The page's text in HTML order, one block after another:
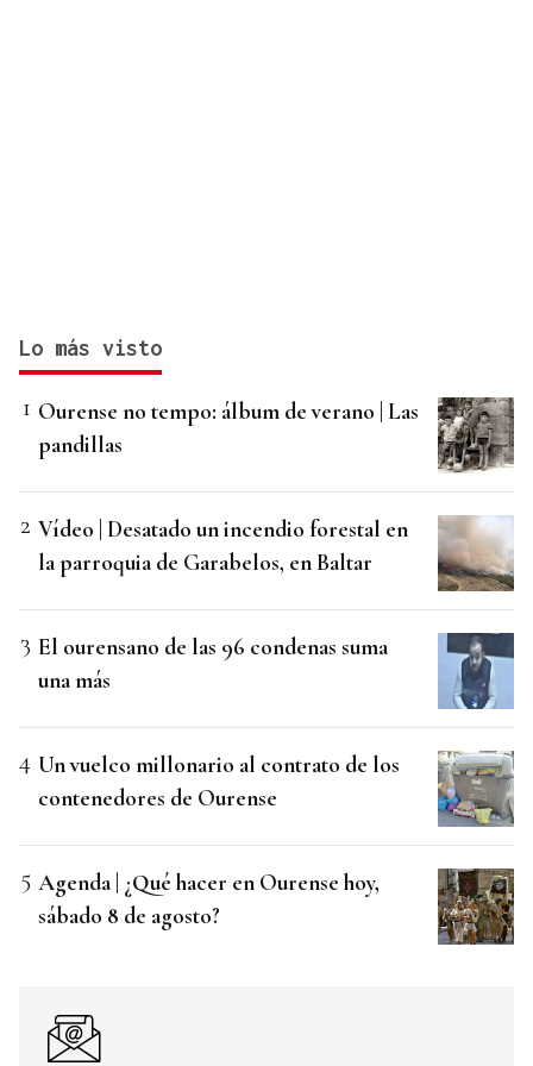
Lo más visto
Ourense no tempo: álbum de verano | Las
pandillas
Vídeo | Desatado un incendio forestal en
la parroquia de Garabelos, en Baltar
El ourensano de las 96 condenas suma
una más
Un vuelco millonario al contrato de los
contenedores de Ourense
Agenda | ¿Qué hacer en Ourense hoy,
sábado 8 de agosto?